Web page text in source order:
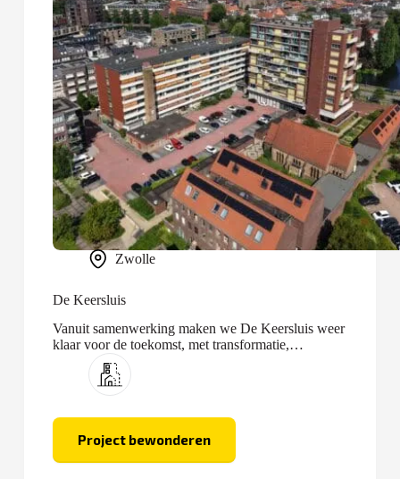
Zwolle
De Keersluis
Vanuit samenwerking maken we De Keersluis weer
klaar voor de toekomst, met transformatie,
optopping en nieuwbouw.
Project bewonderen
De
Keersluis